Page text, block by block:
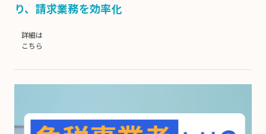
り、請求業務を効率化
詳細は
こちら